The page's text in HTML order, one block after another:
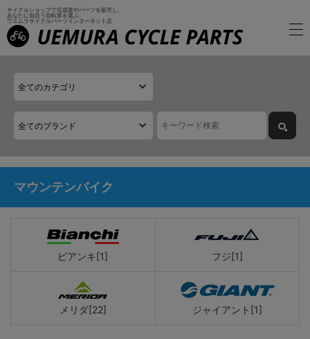
サイクルショップで完成車やパーツを販売し、
あなたに似合う自転車を選ぶ、
ウエムラサイクルパーツインターネット店
マウンテンバイク
ビアンキ[1] フジ[1]
メリダ[22] ジャイアント[1]